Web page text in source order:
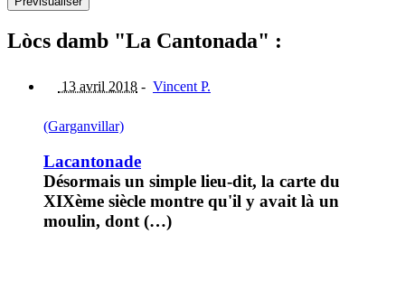
Lòcs damb "La Cantonada" :
13 avril 2018 - Vincent P.
(Garganvillar)
Lacantonade
Désormais un simple lieu-dit, la carte du
XIXème siècle montre qu'il y avait là un
moulin, dont (…)